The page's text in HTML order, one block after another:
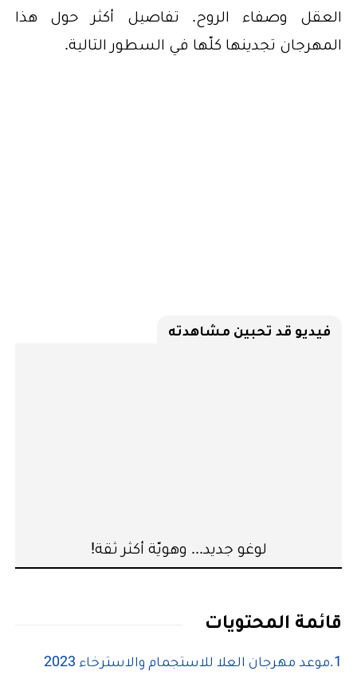
العقل وصفاء الروح. تفاصيل أكثر حول هذا
المهرجان تجدينها كلّها في السطور التالية.
فيديو قد تحبين مشاهدته
لوغو جديد... وهويّة أكثر ثقة!
قائمة المحتويات
موعد مهرجان العلا للاستجمام والاسترخاء 2023